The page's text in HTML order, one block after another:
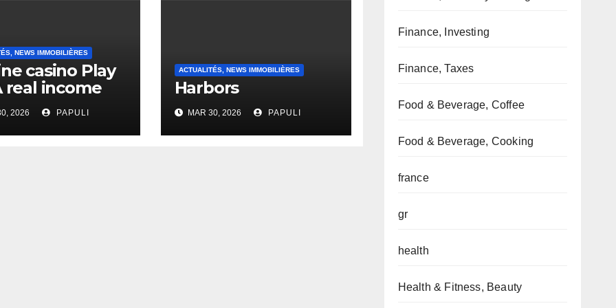
NEWS IMMOBILIÈRES
casino Play
real income
2026 PAPULI
ACTUALITÉS, NEWS IMMOBILIÈRES
Harbors
MAR 30, 2026 PAPULI
Finance, Investing
Finance, Taxes
Food & Beverage, Coffee
Food & Beverage, Cooking
france
gr
health
Health & Fitness, Beauty